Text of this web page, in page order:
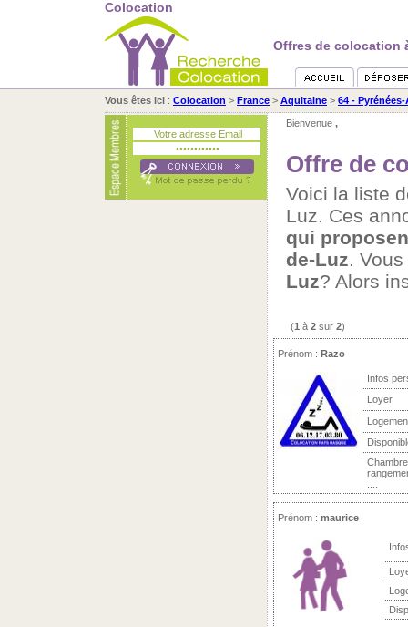
Colocation
Offres de colocation
Vous êtes ici : Colocation > France > Aquitaine > 64 -
Bienvenue ,
Offre de
Voici la liste
Luz. Ces
qui
de-Luz.
Luz? Alors
(1 à 2 sur 2)
Prénom : Razo
Infos
Loyer
Prénom : maurice